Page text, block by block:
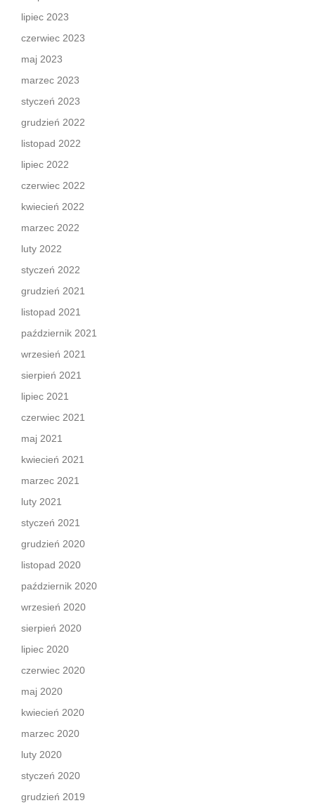
lipiec 2023
czerwiec 2023
maj 2023
marzec 2023
styczeń 2023
grudzień 2022
listopad 2022
lipiec 2022
czerwiec 2022
kwiecień 2022
marzec 2022
luty 2022
styczeń 2022
grudzień 2021
listopad 2021
październik 2021
wrzesień 2021
sierpień 2021
lipiec 2021
czerwiec 2021
maj 2021
kwiecień 2021
marzec 2021
luty 2021
styczeń 2021
grudzień 2020
listopad 2020
październik 2020
wrzesień 2020
sierpień 2020
lipiec 2020
czerwiec 2020
maj 2020
kwiecień 2020
marzec 2020
luty 2020
styczeń 2020
grudzień 2019